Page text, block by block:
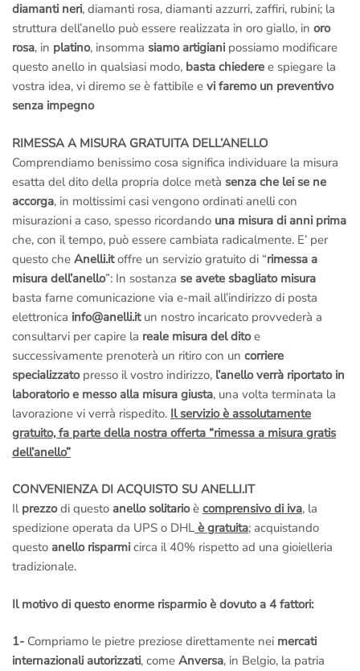
diamanti neri, diamanti rosa, diamanti azzurri, zaffiri, rubini; la
struttura dell’anello può essere realizzata in oro giallo, in oro
rosa, in platino, insomma siamo artigiani possiamo modificare
questo anello in qualsiasi modo, basta chiedere e spiegare la
vostra idea, vi diremo se è fattibile e vi faremo un preventivo
senza impegno
RIMESSA A MISURA GRATUITA DELL’ANELLO
Comprendiamo benissimo cosa significa individuare la misura
esatta del dito della propria dolce metà senza che lei se ne
accorga, in moltissimi casi vengono ordinati anelli con
misurazioni a caso, spesso ricordando una misura di anni prima
che, con il tempo, può essere cambiata radicalmente. E’ per
questo che Anelli.itoffre un servizio gratuito di “rimessa a
misura dell’anello”: In sostanza se avete sbagliato misura
basta farne comunicazione via e-mail all’indirizzo di posta
elettronica info@anelli.itun nostro incaricato provvederà a
consultarvi per capire la reale misura del ditoe
successivamente prenoterà un ritiro con un corriere
specializzatopresso il vostro indirizzo, l’anello verrà riportato in
laboratorio e messo alla misura giusta, una volta terminata la
lavorazione vi verrà rispedito. Il servizio è assolutamente
gratuito, fa parte della nostra offerta “rimessa a misura gratis
dell’anello”
CONVENIENZA DI ACQUISTO SU ANELLI.IT
Il prezzodi questo anello solitarioè comprensivo di iva, la
spedizione operata da UPS o DHL è gratuita; acquistando
questo anello risparmi circa il 40% rispetto ad una gioielleria
tradizionale.
Il motivo di questo enorme risparmio è dovuto a 4 fattori:
1- Compriamo le pietre preziose direttamente nei mercati
internazionali autorizzati, come Anversa, in Belgio, la patria